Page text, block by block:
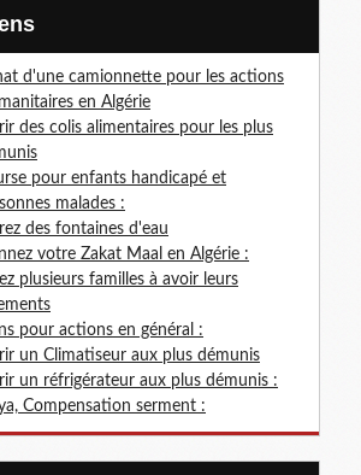
d'une camionnette pour les actions
en Algérie
des colis alimentaires pour les plus
pour enfants handicapé et
malades :
des fontaines d'eau
votre Zakat Maal en Algérie :
plusieurs familles à avoir leurs
pour actions en général :
un Climatiseur aux plus démunis
un réfrigérateur aux plus démunis :
Compensation serment :